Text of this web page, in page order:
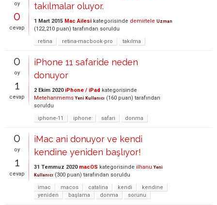
oy
0
cevap
takılmalar oluyor.
1 Mart 2015 Mac Ailesi kategorisinde demirtele Uzman
(122,210 puan) tarafından soruldu
retina
retina-macbook-pro takılma
0
oy
1
cevap
iPhone 11 safaride neden
donuyor
2 Ekim 2020 iPhone / iPad kategorisinde
Metehanmems Yeni Kullanıcı (160 puan) tarafından
soruldu
iphone-11
iphone safari donma
0
oy
1
cevap
iMac ani donuyor ve kendi
kendine yeniden başlıyor!
31 Temmuz 2020 macOS kategorisinde ilhanu Yeni
Kullanıcı (300 puan) tarafından soruldu
imac
macos catalina kendi
kendine
yeniden
başlama donma sorunu